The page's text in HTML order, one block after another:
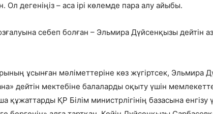
Ол дегеніңіз – аса ірі көлемде пара алу айыбы.
себеп болған – Эльмира Дүйсенқызы дейтін
ұсынған мәліметтеріне көз жүгіртсек, Эльмира
дейтін мектебіне балаларды оқыту үшін
құжаттарды ҚР Білім министрлігінің базасына енгізу